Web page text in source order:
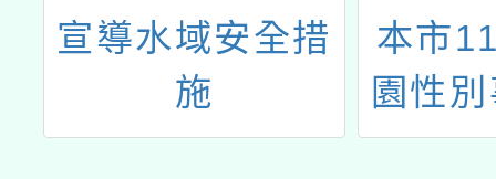
宣導水域安全措
施
本市
園性
專業